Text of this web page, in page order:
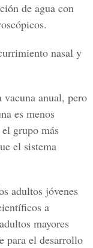
de agua con
nasal y
anual, pero
es menos
grupo más
el sistema
adultos jóvenes
a
mayores
para el desarrollo